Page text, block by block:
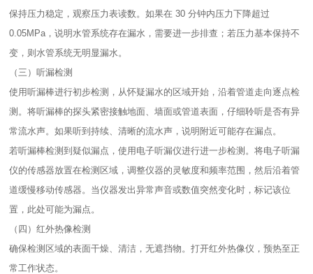
保持压力稳定，观察压力表读数。如果在 30 分钟内压力下降超过
0.05MPa，说明水管系统存在漏水，需要进一步排查；若压力基本保持不
变，则水管系统无明显漏水。​
（三）听漏检测​
使用听漏棒进行初步检测，从怀疑漏水的区域开始，沿着管道走向逐点检
测。将听漏棒的探头紧密接触地面、墙面或管道表面，仔细聆听是否有异
常流水声。如果听到持续、清晰的流水声，说明附近可能存在漏点。​
若听漏棒检测到疑似漏点，使用电子听漏仪进行进一步检测。将电子听漏
仪的传感器放置在检测区域，调整仪器的灵敏度和频率范围，然后沿着管
道缓慢移动传感器。当仪器发出异常声音或数值突然变化时，标记该位
置，此处可能为漏点。​
（四）红外热像检测​
确保检测区域的表面干燥、清洁，无遮挡物。打开红外热像仪，预热至正
常工作状态。​